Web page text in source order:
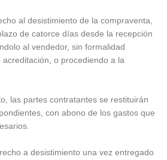
al desistimiento de la compraventa,
de catorce días desde la recepción
al vendedor, sin formalidad
o procediendo a la
las partes contratantes se restituirán
con abono de los gastos que
a desistimiento una vez entregado